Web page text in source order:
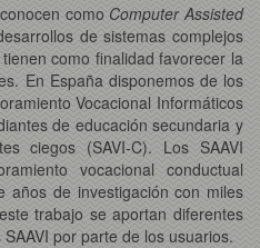
como Computer Assisted
de sistemas complejos
como finalidad favorecer la
En España disponemos de los
Vocacional Informáticos
de educación secundaria y
ciegos (SAVI-C). Los SAAVI
vocacional conductual
años de investigación con miles
trabajo se aportan diferentes
por parte de los usuarios.